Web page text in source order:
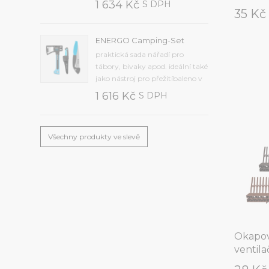
kvalitní kalené oceli,
vyrobena z odolného
plastupřídavná pilka na řezání
větvímaximální průměr řezu 25
mm, hmotnost 1,2 kg, délka...
1 634 Kč S DPH
ENERGO Camping-Set
praktická sada nářadí pro
tábory, bivaky apod. ideální také
jako nástroj pro přežitíbaleno v
krabiciSada obsahuje
kvalitní:univerzální nůž (40-
(41-001)skládací pilku (41-041).
1 616 Kč S DPH
Všechny produkty ve slevě
35 Kč